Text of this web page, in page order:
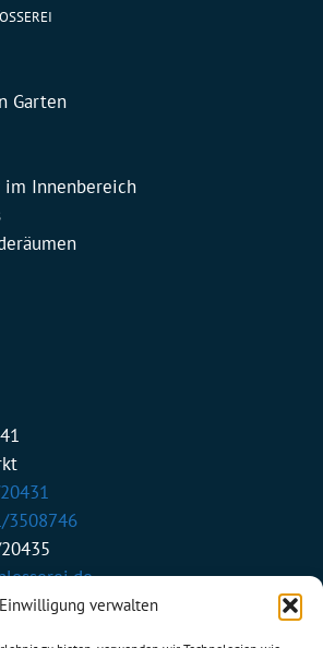
Einwilligung verwalten
Garten
im Innenbereich
3508746